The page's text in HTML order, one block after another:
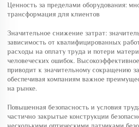
Ценность за пределами оборудования:
трансформация для клиентов
Значительное снижение затрат:
зависимость от квалифицированных
расходы на оплату труда и потери
человеческих ошибок.
приводит к значительному сокращению
обеспечивая компаниям важное
на рынке.
Повышенная безопасность и условия
частично закрытые конструкции